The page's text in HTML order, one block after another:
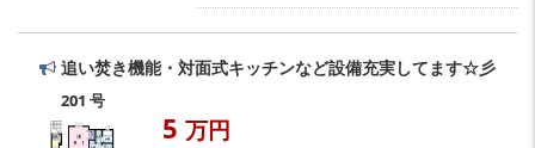
追い焚き機能・対面式キッチンなど設備充実してます☆彡
201 号
5 万円